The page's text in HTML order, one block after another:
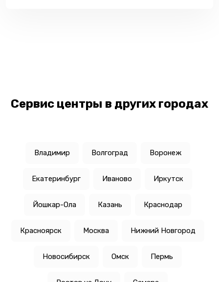
Сервис центры в других городах
Владимир Волгоград Воронеж
Екатеринбург Иваново Иркутск
Йошкар-Ола Казань Краснодар
Красноярск Москва Нижний Новгород
Новосибирск Омск Пермь